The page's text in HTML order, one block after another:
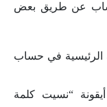
عن طريق بعض
الرئيسية في حساب
“نسيت كلمة